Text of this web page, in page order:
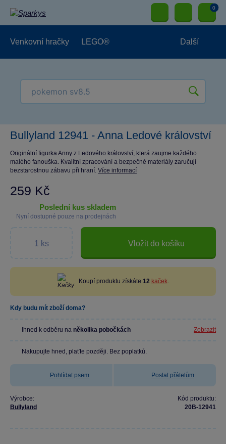
0
Venkovní hračky LEGO® Další
Bullyland 12941 - Anna Ledové království
Originální figurka Anny z Ledového království, která zaujme každého
malého fanouška. Kvalitní zpracování a bezpečné materiály zaručují
bezstarostnou zábavu při hraní. Více informací
259 Kč
poslední kus skladem
Nyní dostupné pouze na prodejnách
Vložit do košíku
Koupí produktu získáte 12 kaček.
Kdy budu mít zboží doma?
Ihned k odběru na několika pobočkách Zobrazit
Nakupujte hned, plaťte později. Bez poplatků.
Pohlídat psem Poslat přátelům
Výrobce:
Bullyland
Kód produktu:
20B-12941